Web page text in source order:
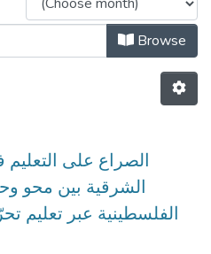
Browse
الصراع على
الشرقية بين محو
الفلسطينية عبر تعليم